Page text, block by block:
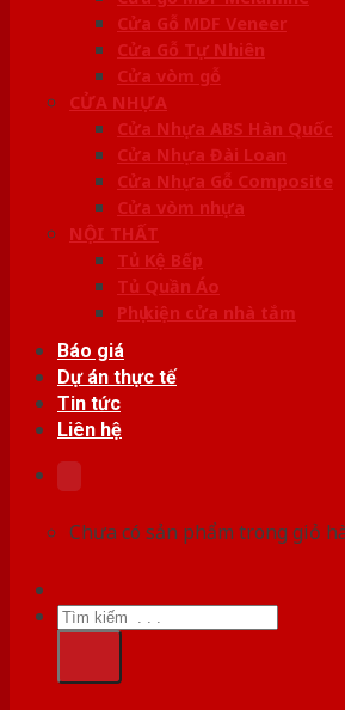
Cửa Gỗ MDF Veneer
Cửa Gỗ Tự Nhiên
Cửa vòm gỗ
CỬA NHỰA
Cửa Nhựa ABS Hàn Quốc
Cửa Nhựa Đài Loan
Cửa Nhựa Gỗ Composite
Cửa vòm nhựa
NỘI THẤT
Tủ Kệ Bếp
Tủ Quần Áo
Phụ kiện cửa nhà tắm
Báo giá
Dự án thực tế
Tin tức
Liên hệ
Chưa có sản phẩm trong giỏ
Tìm
kiếm: